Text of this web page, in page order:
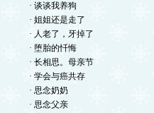
· 谈谈我养狗
· 姐姐还是走了
· 人老了，牙掉了
· 堕胎的忏悔
· 长相思。母亲节
· 学会与癌共存
· 思念奶奶
· 思念父亲